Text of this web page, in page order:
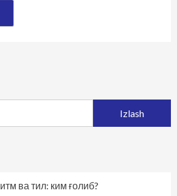
ва тил: ким ғолиб?